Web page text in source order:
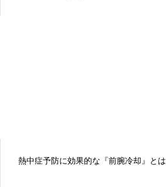
熱中症予防に効果的な『前腕冷却』とは